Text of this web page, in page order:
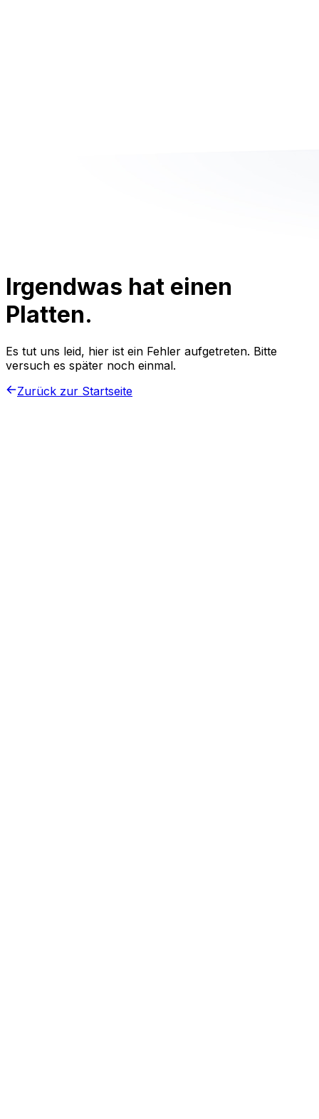
Irgendwas hat einen
Platten.
Es tut uns leid, hier ist ein Fehler aufgetreten. Bitte
versuch es später noch einmal.
Zurück zur Startseite